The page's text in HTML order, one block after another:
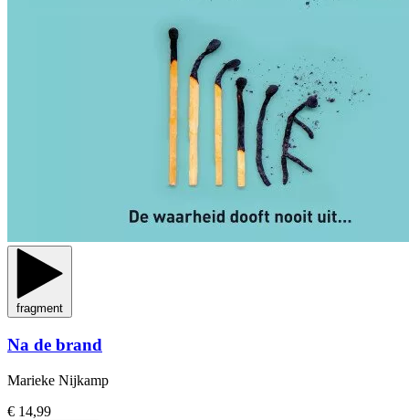
fragment
Na de brand
Marieke Nijkamp
€ 14,99